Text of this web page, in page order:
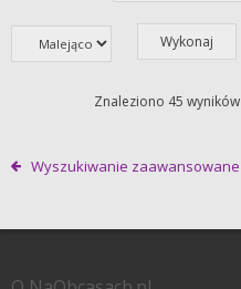
Znaleziono 45 wyników
Wyszukiwanie zaawansowane